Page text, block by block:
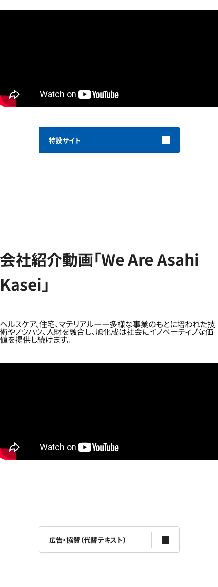
特設サイト
会社紹介動画「We Are Asahi
Kasei」
ヘルスケア、住宅、マテリアルーー多様な事業のもとに培われた技
術やノウハウ、人財を融合し、旭化成は社会にイノベーティブな価
値を提供し続けます。
広告・協賛（代替テキスト）